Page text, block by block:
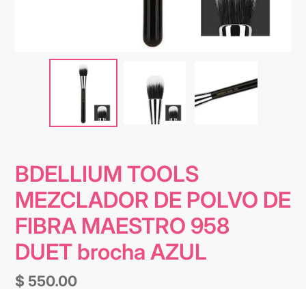
BDELLIUM TOOLS
MEZCLADOR DE POLVO DE
FIBRA MAESTRO 958
DUET brocha AZUL
Precio
$ 550.00